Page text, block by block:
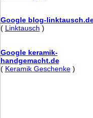
Google blog-
( Linktausch )
Google keramik-
handgemacht.de
( Keramik Geschenke)